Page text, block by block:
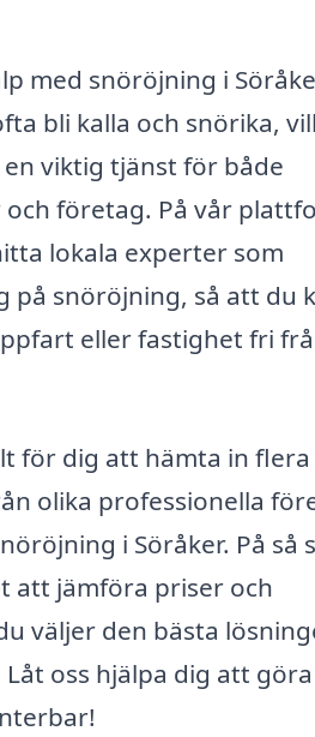
med snöröjning i
bli kalla och snörika,
viktig tjänst för både
företag. På vår
lokala experter som
på snöröjning, så att du
eller fastighet fri
för dig att hämta in flera
olika professionella
i Söråker. På så
att jämföra priser och
väljer den bästa
oss hjälpa dig att göra